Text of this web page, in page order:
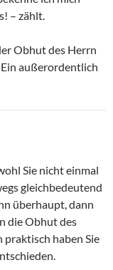
– zählt.
Obhut des Herrn
außerordentlich
Sie nicht einmal
gleichbedeutend
überhaupt, dann
die Obhut des
praktisch haben Sie